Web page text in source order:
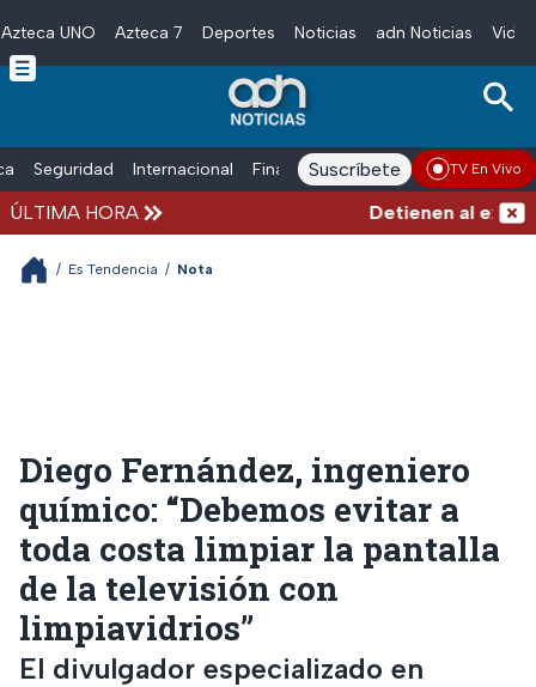
Skip to main content
Azteca UNO Azteca 7 Deportes Noticias adn Noticias
Seguridad Internacional Finanzas adn Noticias Radio
Suscríbete TV En Vivo
ÚLTIMA HORA Detienen al
/ Es Tendencia / Nota
Diego Fernández, ingeniero
químico: “Debemos evitar a
toda costa limpiar la pantalla
de la televisión con
limpiavidrios”
El divulgador especializado en